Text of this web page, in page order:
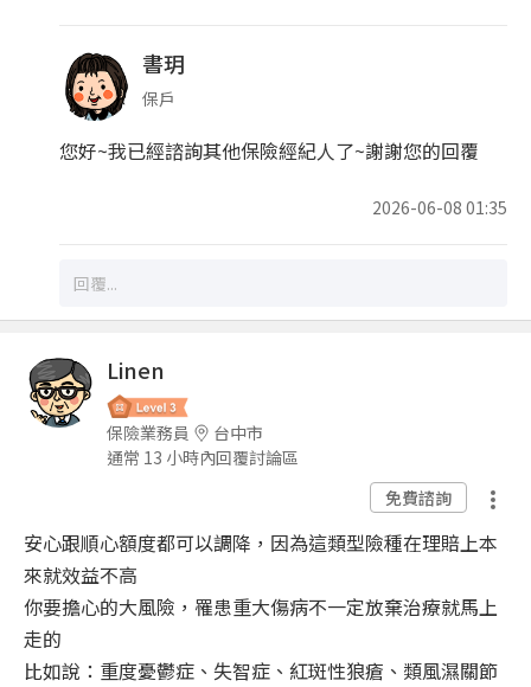
書玥
保戶
您好~我已經諮詢其他保險經紀人了~謝謝您的回覆
2026-06-08 01:35
Linen
保險業務員
台中市
通常 13 小時內回覆討論區
免費諮詢
安心跟順心額度都可以調降，因為這類型險種在理賠上本
來就效益不高
你要擔心的大風險，罹患重大傷病不一定放棄治療就馬上
走的
比如說：重度憂鬱症、失智症、紅斑性狼瘡、類風濕關節